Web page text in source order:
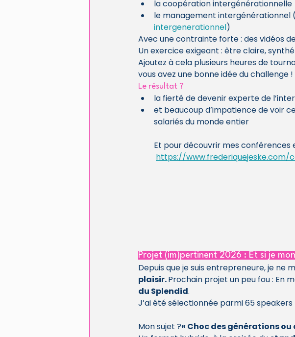
la coopération intergénérationnelle
le management intergénérationnel (
intergenerationnel)
Avec une contrainte forte : des vidéos
Un exercice exigeant : être claire,
Ajoutez à cela plusieurs heures de
vous avez une bonne idée du challenge !
Le résultat ?
la fierté de devenir experte de
et beaucoup d’impatience de voir
salariés du monde entier
Et pour découvrir mes conférences
https://www.frederiquejeske.com/
Projet (im)pertinent 2026 : Et si je
Depuis que je suis entrepreneure, je ne
plaisir. Prochain projet un peu fou : En
du Splendid.
J’ai été sélectionnée parmi 65
Mon sujet ?« Choc des générations ou